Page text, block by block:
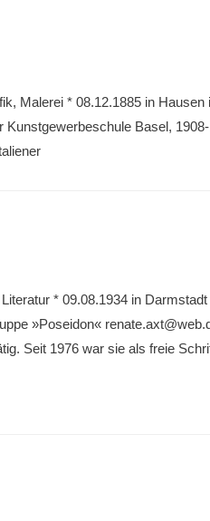
Malerei * 08.12.1885 in
Basel,
* 09.08.1934 in
»Poseidon«
Seit 1976 war sie als freie